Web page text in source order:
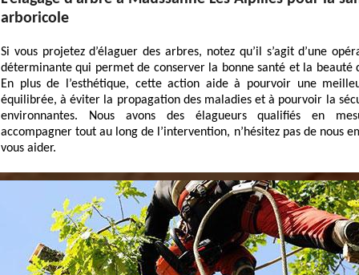
arboricole
Si vous projetez d’élaguer des arbres, notez qu’il s’agit d’une
déterminante qui permet de conserver la bonne santé et la beauté
En plus de l’esthétique, cette action aide à pourvoir une
équilibrée, à éviter la propagation des maladies et à pourvoir la
environnantes. Nous avons des élagueurs qualifiés en
accompagner tout au long de l’intervention, n’hésitez pas de nous
vous aider.